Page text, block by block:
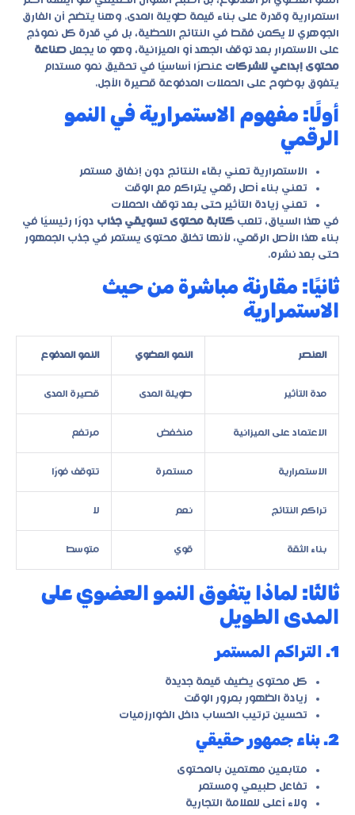
استمرارية وقدرة على بناء قيمة طويلة المدى. وهنا يتضح أن الفارق
الجوهري لا يكمن فقط في النتائج اللحظية، بل في قدرة كل نموذج
على الاستمرار بعد توقف الجهد أو الميزانية، وهو ما يجعل صناعة
محتوى إبداعي للشركات عنصرًا أساسيًا في تحقيق نمو مستدام
يتفوق بوضوح على الحملات المدفوعة قصيرة الأجل.
أولًا: مفهوم الاستمرارية في النمو
الرقمي
الاستمرارية تعني بقاء النتائج دون إنفاق مستمر
تعني بناء أصل رقمي يتراكم مع الوقت
تعني زيادة التأثير حتى بعد توقف الحملات
في هذا السياق، تلعب كتابة محتوى تسويقي جذاب دورًا رئيسيًا في
بناء هذا الأصل الرقمي، لأنها تخلق محتوى يستمر في جذب الجمهور
حتى بعد نشره.
ثانيًا: مقارنة مباشرة من حيث
الاستمرارية
العنصر النمو العضوي النمو المدفوع
مدة التأثير طويلة المدى قصيرة المدى
الاعتماد على الميزانية منخفض مرتفع
الاستمرارية مستمرة تتوقف فورًا
تراكم النتائج نعم لا
بناء الثقة قوي متوسط
ثالثًا: لماذا يتفوق النمو العضوي على
المدى الطويل
1. التراكم المستمر
كل محتوى يضيف قيمة جديدة
زيادة الظهور بمرور الوقت
تحسين ترتيب الحساب داخل الخوارزميات
2. بناء جمهور حقيقي
متابعين مهتمين بالمحتوى
تفاعل طبيعي ومستمر
ولاء أعلى للعلامة التجارية